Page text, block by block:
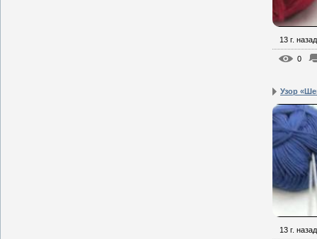
13 г. назад
0
Узор
13 г. назад